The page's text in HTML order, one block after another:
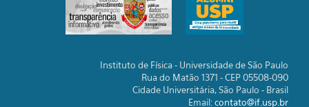
Instituto de Física - Universidade de São Paulo
Rua do Matão 1371 - CEP 05508-090
Cidade Universitária, São Paulo - Brasil
Email:contato@if.usp.br